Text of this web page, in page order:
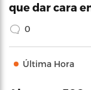
que dar cara
0
Última Hora